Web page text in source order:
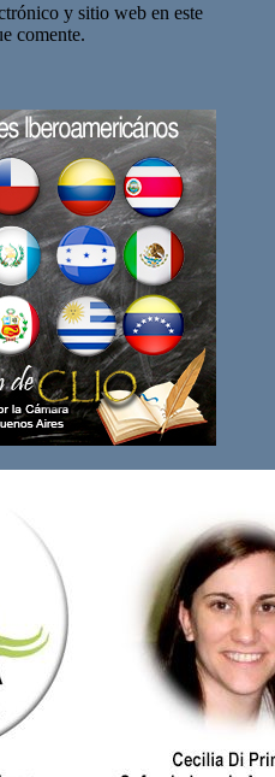
y sitio web en este
comente.